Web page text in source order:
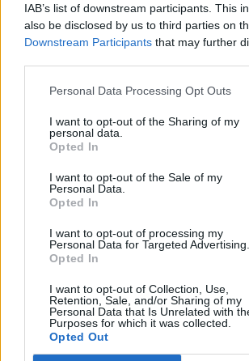
IAB’s list of downstream participants. This
also be disclosed by us to third parties on
Downstream Participants that may further
Personal Data Processing Opt Outs
I want to opt-out of the Sharing of my
personal data.
Opted In
I want to opt-out of the Sale of my
Personal Data.
Opted In
I want to opt-out of processing my
Personal Data for Targeted Advertising.
Opted In
I want to opt-out of Collection, Use,
Retention, Sale, and/or Sharing of my
Personal Data that Is Unrelated with
Purposes for which it was collected.
Opted Out
Már csak 4-5 napig
körülmények között a
atomerőmű
Százszázalékos kamatra adott
letartóztatott uzsorás. Akár 40 fok
vasárnap a nyugati országrészben.
EZ IS ÉRDEKELHETI